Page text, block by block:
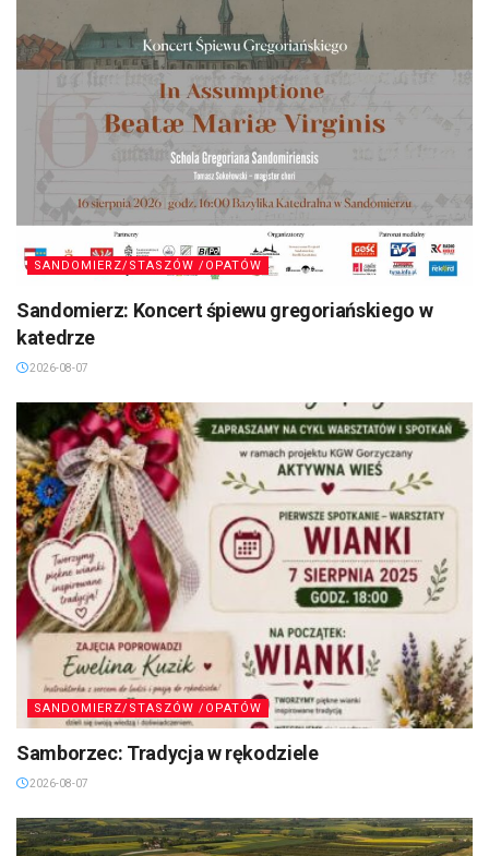
SANDOMIERZ/STASZÓW /OPATÓW
Sandomierz: Koncert śpiewu gregoriańskiego w
katedrze
2026-08-07
SANDOMIERZ/STASZÓW /OPATÓW
Samborzec: Tradycja w rękodziele
2026-08-07